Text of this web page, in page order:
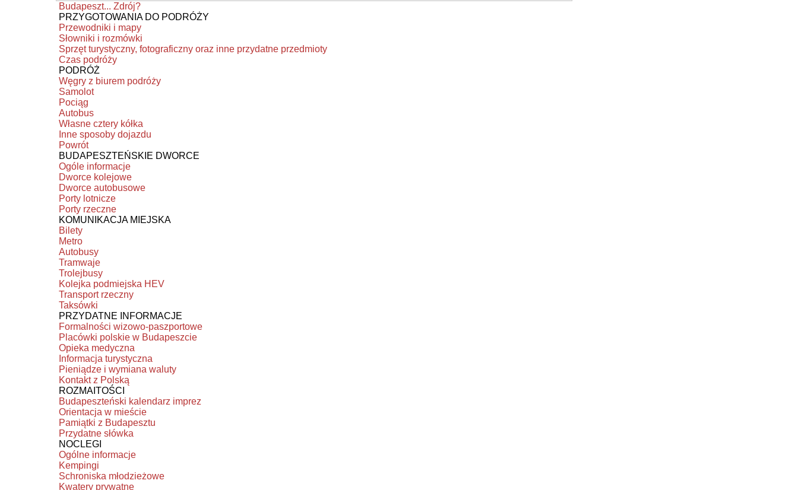
Budapeszt... Zdrój?
PRZYGOTOWANIA DO PODRÓŻY
Przewodniki i mapy
Słowniki i rozmówki
Sprzęt turystyczny, fotograficzny oraz inne przydatne przedmioty
Czas podróży
PODRÓŻ
Węgry z biurem podróży
Samolot
Pociąg
Autobus
Własne cztery kółka
Inne sposoby dojazdu
Powrót
BUDAPESZTEŃSKIE DWORCE
Ogóle informacje
Dworce kolejowe
Dworce autobusowe
Porty lotnicze
Porty rzeczne
KOMUNIKACJA MIEJSKA
Bilety
Metro
Autobusy
Tramwaje
Trolejbusy
Kolejka podmiejska HEV
Transport rzeczny
Taksówki
PRZYDATNE INFORMACJE
Formalności wizowo-paszportowe
Placówki polskie w Budapeszcie
Opieka medyczna
Informacja turystyczna
Pieniądze i wymiana waluty
Kontakt z Polską
ROZMAITOŚCI
Budapeszteński kalendarz imprez
Orientacja w mieście
Pamiątki z Budapesztu
Przydatne słówka
NOCLEGI
Ogólne informacje
Kempingi
Schroniska młodzieżowe
Kwatery prywatne